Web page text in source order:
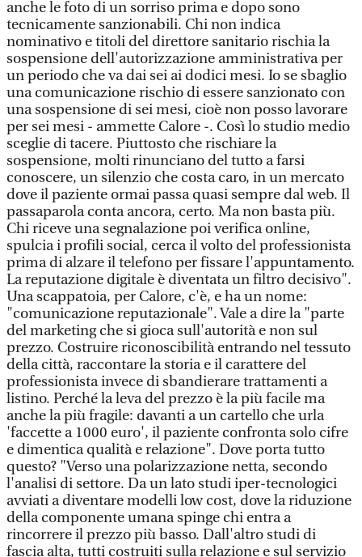
anche le foto di un sorriso prima e dopo sono
tecnicamente sanzionabili. Chi non indica
nominativo e titoli del direttore sanitario rischia la
sospensione dell'autorizzazione amministrativa per
un periodo che va dai sei ai dodici mesi. Io se sbaglio
una comunicazione rischio di essere sanzionato con
una sospensione di sei mesi, cioè non posso lavorare
per sei mesi - ammette Calore -. Così lo studio medio
sceglie di tacere. Piuttosto che rischiare la
sospensione, molti rinunciano del tutto a farsi
conoscere, un silenzio che costa caro, in un mercato
dove il paziente ormai passa quasi sempre dal web. Il
passaparola conta ancora, certo. Ma non basta più.
Chi riceve una segnalazione poi verifica online,
spulcia i profili social, cerca il volto del professionista
prima di alzare il telefono per fissare l'appuntamento.
La reputazione digitale è diventata un filtro decisivo".
Una scappatoia, per Calore, c'è, e ha un nome:
"comunicazione reputazionale". Vale a dire la "parte
del marketing che si gioca sull'autorità e non sul
prezzo. Costruire riconoscibilità entrando nel tessuto
della città, raccontare la storia e il carattere del
professionista invece di sbandierare trattamenti a
listino. Perché la leva del prezzo è la più facile ma
anche la più fragile: davanti a un cartello che urla
'faccette a 1000 euro', il paziente confronta solo cifre
e dimentica qualità e relazione". Dove porta tutto
questo? "Verso una polarizzazione netta, secondo
l'analisi di settore. Da un lato studi iper-tecnologici
avviati a diventare modelli low cost, dove la riduzione
della componente umana spinge chi entra a
rincorrere il prezzo più basso. Dall'altro studi di
fascia alta, tutti costruiti sulla relazione e sul servizio